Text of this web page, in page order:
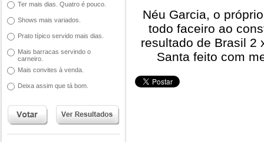
Ter mais dias. Quatro é pouco.
Shows mais variados.
Prato típico servido mais dias.
Mais barracas servindo o
carneiro.
Mais convites à venda.
Deixa assim que tá bom.
Néu Garcia, o
todo faceiro ao
resultado de Brasil 2
Santa feito com